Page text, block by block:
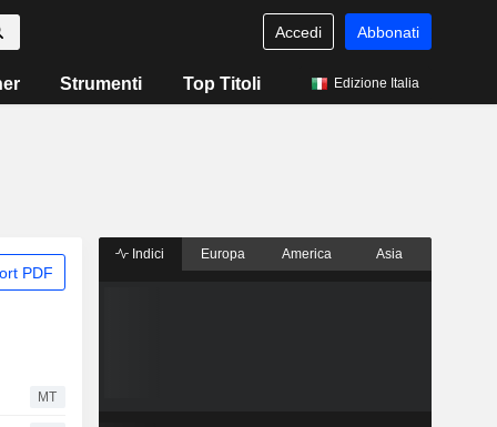
Accedi Abbonati
Strumenti Top Titoli Edizione Italia
PDF
MT
Indici Europa America Asia